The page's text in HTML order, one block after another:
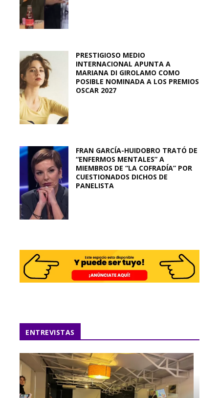
PRESTIGIOSO MEDIO
INTERNACIONAL APUNTA A
MARIANA DI GIROLAMO COMO
POSIBLE NOMINADA A LOS PREMIOS
OSCAR 2027
FRAN GARCÍA-HUIDOBRO TRATÓ DE
“ENFERMOS MENTALES” A
MIEMBROS DE “LA COFRADÍA” POR
CUESTIONADOS DICHOS DE
PANELISTA
ENTREVISTAS